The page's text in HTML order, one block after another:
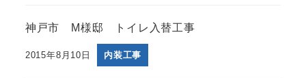
神戸市 M様邸 トイレ入替工事
2015年8月10日 内装工事